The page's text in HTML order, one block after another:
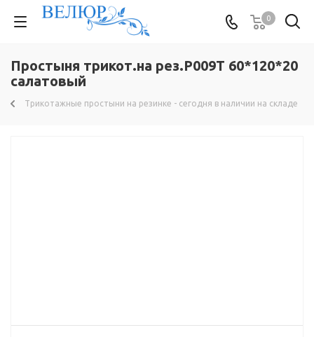
0
Простыня трикот.на рез.Р009Т 60*120*20
салатовый
Трикотажные простыни на резинке - сегодня в наличии на складе